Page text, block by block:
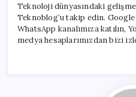
Teknoloji dünyasındaki
Teknoblog’u takip edin.
WhatsApp kanalımıza katılın,
medya hesaplarımızdan bizi